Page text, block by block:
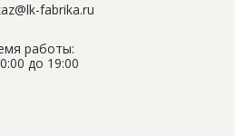
fabrika.ru
работы:
до 19:00